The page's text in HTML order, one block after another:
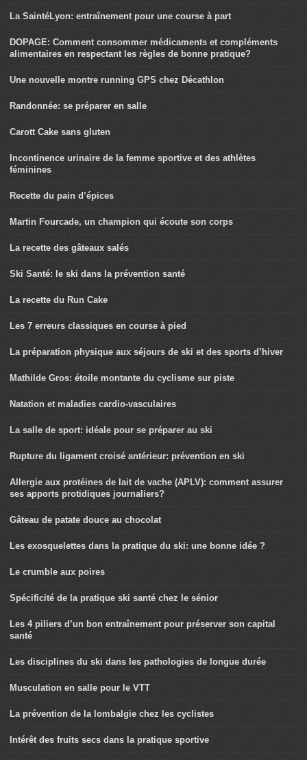
La SaintéLyon: entraînement pour une course à part
DOPAGE: Comment consommer médicaments et compléments
alimentaires en respectant les règles de bonne pratique?
Une nouvelle montre running GPS chez Décathlon
Randonnée: se préparer en salle
Carott Cake sans gluten
Incontinence urinaire de la femme sportive et des athlètes
féminines
Recette du pain d’épices
Martin Fourcade, un champion qui écoute son corps
La recette des gâteaux salés
Ski Santé: le ski dans la prévention santé
La recette du Run Cake
Les 7 erreurs classiques en course à pied
La préparation physique aux séjours de ski et des sports d’hiver
Mathilde Gros: étoile montante du cyclisme sur piste
Natation et maladies cardio-vasculaires
La salle de sport: idéale pour se préparer au ski
Rupture du ligament croisé antérieur: prévention en ski
Allergie aux protéines de lait de vache (APLV): comment assurer
ses apports protidiques journaliers?
Gâteau de patate douce au chocolat
Les exosquelettes dans la pratique du ski: une bonne idée ?
Le crumble aux poires
Spécificité de la pratique ski santé chez le sénior
Les 4 piliers d’un bon entraînement pour préserver son capital
santé
Les disciplines du ski dans les pathologies de longue durée
Musculation en salle pour le VTT
La prévention de la lombalgie chez les cyclistes
Intérêt des fruits secs dans la pratique sportive